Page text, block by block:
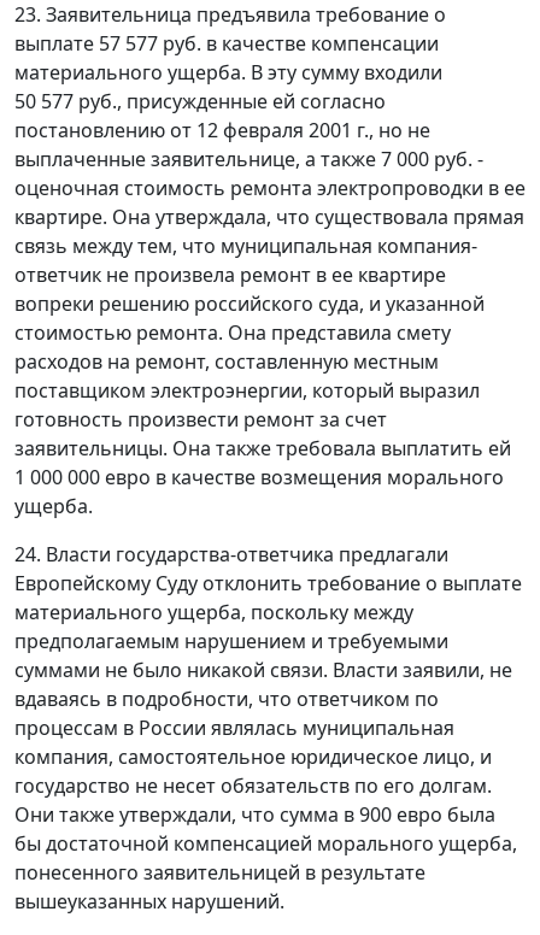
23. Заявительница предъявила требование о
выплате 57 577 руб. в качестве компенсации
материального ущерба. В эту сумму входили
50 577 руб., присужденные ей согласно
постановлению от 12 февраля 2001 г., но не
выплаченные заявительнице, а также 7 000 руб. -
оценочная стоимость ремонта электропроводки в ее
квартире. Она утверждала, что существовала прямая
связь между тем, что муниципальная компания-
ответчик не произвела ремонт в ее квартире
вопреки решению российского суда, и указанной
стоимостью ремонта. Она представила смету
расходов на ремонт, составленную местным
поставщиком электроэнергии, который выразил
готовность произвести ремонт за счет
заявительницы. Она также требовала выплатить ей
1 000 000 евро в качестве возмещения морального
ущерба.
24. Власти государства-ответчика предлагали
Европейскому Суду отклонить требование о выплате
материального ущерба, поскольку между
предполагаемым нарушением и требуемыми
суммами не было никакой связи. Власти заявили, не
вдаваясь в подробности, что ответчиком по
процессам в России являлась муниципальная
компания, самостоятельное юридическое лицо, и
государство не несет обязательств по его долгам.
Они также утверждали, что сумма в 900 евро была
бы достаточной компенсацией морального ущерба,
понесенного заявительницей в результате
вышеуказанных нарушений.